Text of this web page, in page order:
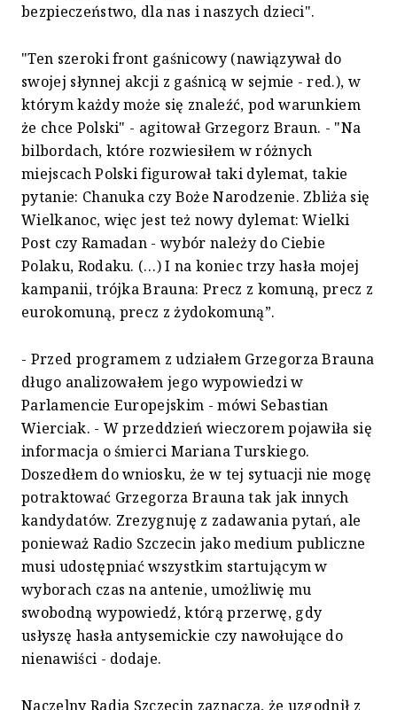
bezpieczeństwo, dla nas i naszych dzieci".
"Ten szeroki front gaśnicowy (nawiązywał do
swojej słynnej akcji z gaśnicą w sejmie - red.), w
którym każdy może się znaleźć, pod warunkiem
że chce Polski" - agitował Grzegorz Braun. - "Na
bilbordach, które rozwiesiłem w różnych
miejscach Polski figurował taki dylemat, takie
pytanie: Chanuka czy Boże Narodzenie. Zbliża się
Wielkanoc, więc jest też nowy dylemat: Wielki
Post czy Ramadan - wybór należy do Ciebie
Polaku, Rodaku. (…) I na koniec trzy hasła mojej
kampanii, trójka Brauna: Precz z komuną, precz z
eurokomuną, precz z żydokomuną”.
- Przed programem z udziałem Grzegorza Brauna
długo analizowałem jego wypowiedzi w
Parlamencie Europejskim - mówi Sebastian
Wierciak. - W przeddzień wieczorem pojawiła się
informacja o śmierci Mariana Turskiego.
Doszedłem do wniosku, że w tej sytuacji nie mogę
potraktować Grzegorza Brauna tak jak innych
kandydatów. Zrezygnuję z zadawania pytań, ale
ponieważ Radio Szczecin jako medium publiczne
musi udostępniać wszystkim startującym w
wyborach czas na antenie, umożliwię mu
swobodną wypowiedź, którą przerwę, gdy
usłyszę hasła antysemickie czy nawołujące do
nienawiści - dodaje.
Naczelny Radia Szczecin zaznacza, że uzgodnił z